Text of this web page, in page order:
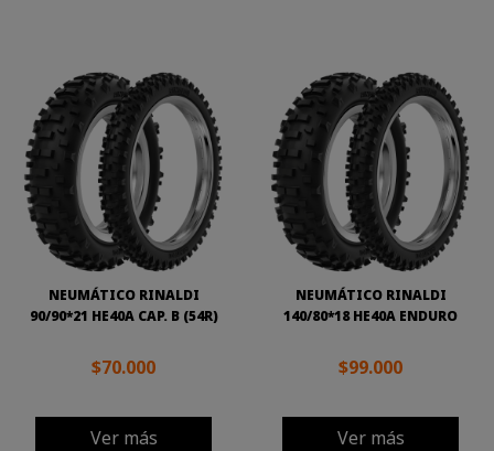
NEUMÁTICO RINALDI
90/90*21 HE40A CAP. B (54R)
$70.000
Ver más
NEUMÁTICO RINALDI
140/80*18 HE40A ENDURO
$99.000
Ver más